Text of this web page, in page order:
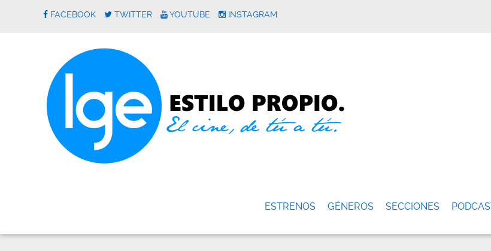
FACEBOOK TWITTER YOUTUBE INSTAGRAM
ESTRENOS GÉNEROS SECCIONES